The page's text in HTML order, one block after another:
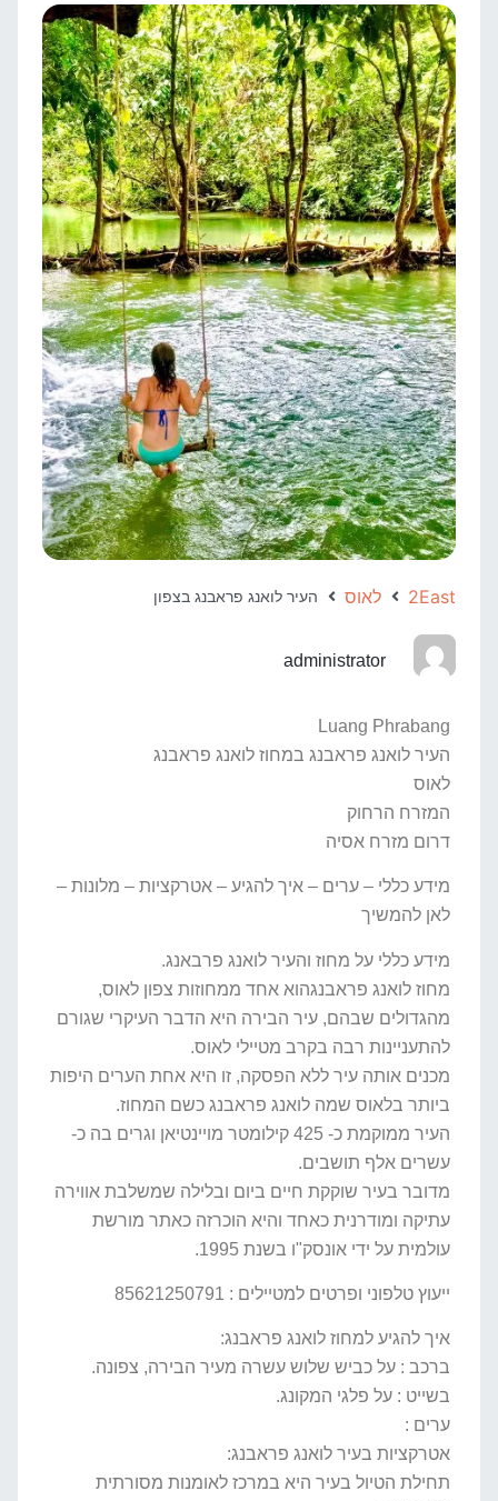
2East לאוס העיר לואנג פראבנג בצפון
administrator
Luang Phrabang
העיר לואנג פראבנג במחוז לואנג פראבנג
לאוס
המזרח הרחוק
דרום מזרח אסיה
מידע כללי – ערים – איך להגיע – אטרקציות – מלונות –
לאן להמשיך
מידע כללי על מחוז והעיר לואנג פרבאנג.
מחוז לואנג פראבנגהוא אחד ממחוזות צפון לאוס,
מהגדולים שבהם, עיר הבירה היא הדבר העיקרי שגורם
להתעניינות רבה בקרב מטיילי לאוס.
מכנים אותה עיר ללא הפסקה, זו היא אחת הערים היפות
ביותר בלאוס שמה לואנג פראבנג כשם המחוז.
העיר ממוקמת כ- 425 קילומטר מויינטיאן וגרים בה כ-
עשרים אלף תושבים.
מדובר בעיר שוקקת חיים ביום ובלילה שמשלבת אווירה
עתיקה ומודרנית כאחד והיא הוכרזה כאתר מורשת
עולמית על ידי אונסק"ו בשנת 1995.
ייעוץ טלפוני ופרטים למטיילים : 85621250791
איך להגיע למחוז לואנג פראבנג:
ברכב : על כביש שלוש עשרה מעיר הבירה, צפונה.
בשייט : על פלגי המקונג.
ערים :
אטרקציות בעיר לואנג פראבנג:
תחילת הטיול בעיר היא במרכז לאומנות מסורתית